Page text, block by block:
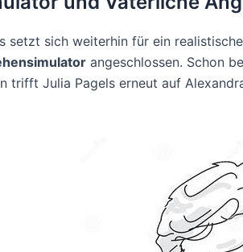
setzt sich weiterhin für ein
angeschlossen. Schon
trifft Julia Pagels erneut auf